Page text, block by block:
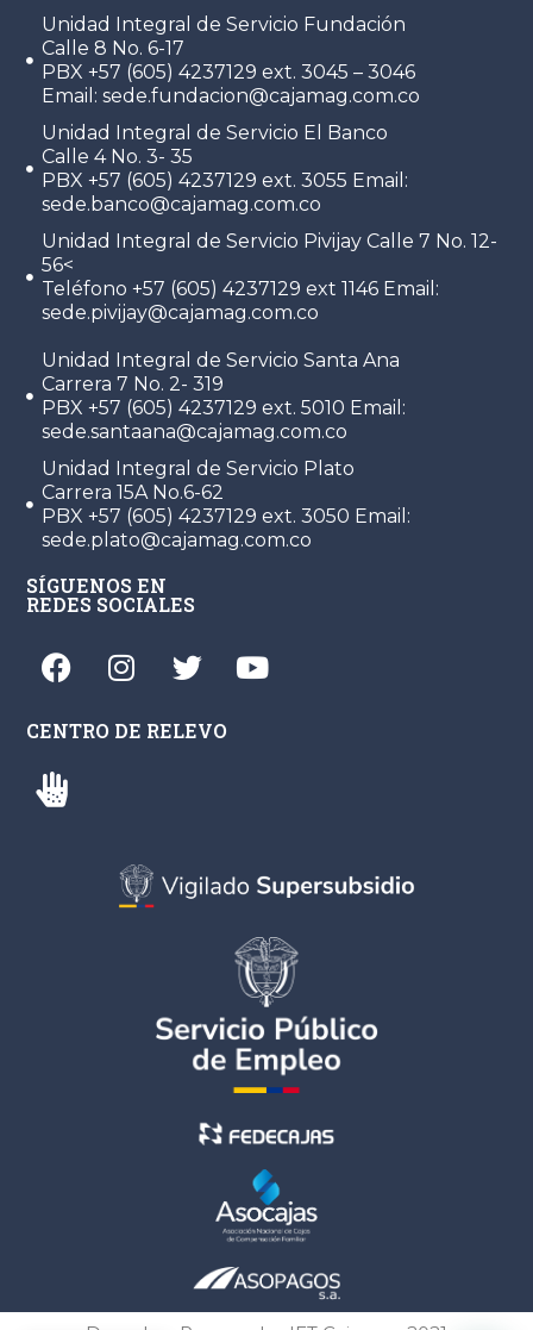
Unidad Integral de Servicio Fundación
Calle 8 No. 6-17
PBX +57 (605) 4237129 ext. 3045 – 3046
Email: sede.fundacion@cajamag.com.co
Unidad Integral de Servicio El Banco
Calle 4 No. 3- 35
PBX +57 (605) 4237129 ext. 3055 Email:
sede.banco@cajamag.com.co
Unidad Integral de Servicio Pivijay Calle 7 No. 12-
56<
Teléfono +57 (605) 4237129 ext 1146 Email:
sede.pivijay@cajamag.com.co
Unidad Integral de Servicio Santa Ana
Carrera 7 No. 2- 319
PBX +57 (605) 4237129 ext. 5010 Email:
sede.santaana@cajamag.com.co
Unidad Integral de Servicio Plato
Carrera 15A No.6-62
PBX +57 (605) 4237129 ext. 3050 Email:
sede.plato@cajamag.com.co
SÍGUENOS EN
REDES SOCIALES
CENTRO DE RELEVO